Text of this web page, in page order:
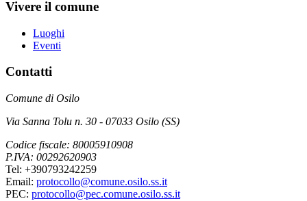
Vivere il comune
Luoghi
Eventi
Contatti
Comune di Osilo
Via Sanna Tolu n. 30 - 07033 Osilo (SS)
Codice fiscale: 80005910908
P.IVA: 00292620903
Tel: +390793242259
Email: protocollo@comune.osilo.ss.it
PEC: protocollo@pec.comune.osilo.ss.it